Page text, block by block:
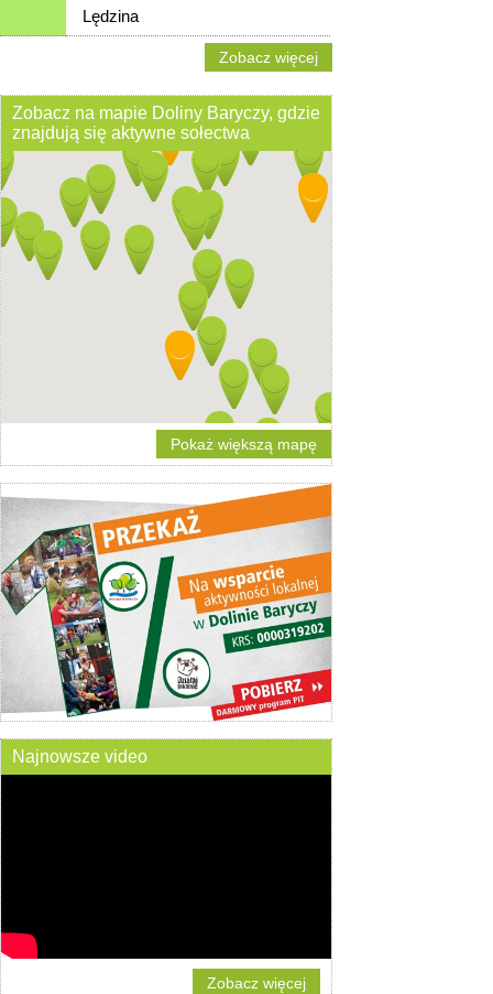
Lędzina
Zobacz więcej
Zobacz na mapie Doliny Baryczy, gdzie
znajdują się aktywne sołectwa
Pokaż większą mapę
Najnowsze video
Zobacz więcej